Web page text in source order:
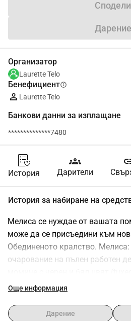
Сподели
Дарение
Организатор
Laurette Telo
Бенефициентinfo
Laurette Telo
Банкови данни за изплащане
**************7480
История
groups
Дарители
История за набиране на
Мелиса се нуждае от вашата
може да се присъедини към
Обединеното кралство.
очарование на пълен работен
енергията на главен герой.
всъщност е звезда от екшън
Още информация
Дарение